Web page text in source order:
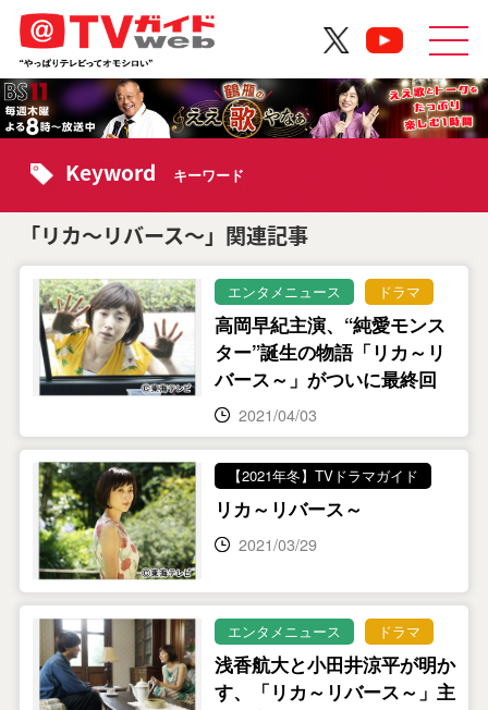
Keyword キーワード
「リカ～リバース～」関連記事
エンタメニュース ドラマ
高岡早紀主演、“純愛モンス
ター”誕生の物語「リカ～リ
バース～」がついに最終回
2021/04/03
【2021年冬】TVドラマガイド
リカ～リバース～
2021/03/29
エンタメニュース ドラマ
浅香航大と小田井涼平が明か
す、「リカ～リバース～」主